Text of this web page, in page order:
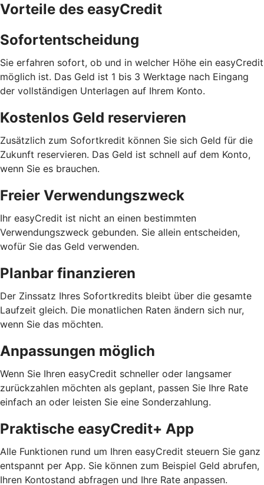
Vorteile des easyCredit
Sofortentscheidung
Sie erfahren sofort, ob und in welcher Höhe ein easyCredit
möglich ist. Das Geld ist 1 bis 3 Werktage nach Eingang
der vollständigen Unterlagen auf Ihrem Konto.
Kostenlos Geld reservieren
Zusätzlich zum Sofortkredit können Sie sich Geld für die
Zukunft reservieren. Das Geld ist schnell auf dem Konto,
wenn Sie es brauchen.
Freier Verwendungszweck
Ihr easyCredit ist nicht an einen bestimmten
Verwendungszweck gebunden. Sie allein entscheiden,
wofür Sie das Geld verwenden.
Planbar finanzieren
Der Zinssatz Ihres Sofortkredits bleibt über die gesamte
Laufzeit gleich. Die monatlichen Raten ändern sich nur,
wenn Sie das möchten.
Anpassungen möglich
Wenn Sie Ihren easyCredit schneller oder langsamer
zurückzahlen möchten als geplant, passen Sie Ihre Rate
einfach an oder leisten Sie eine Sonderzahlung.
Praktische easyCredit+ App
Alle Funktionen rund um Ihren easyCredit steuern Sie ganz
entspannt per App. Sie können zum Beispiel Geld abrufen,
Ihren Kontostand abfragen und Ihre Rate anpassen.